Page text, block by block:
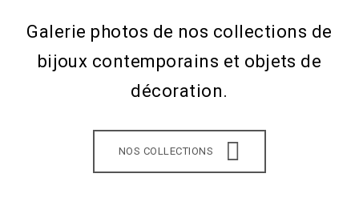
Galerie photos de nos collections de
bijoux contemporains et objets de
décoration.
NOS COLLECTIONS